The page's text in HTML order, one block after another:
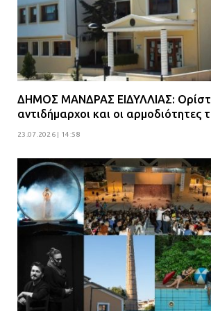
ΔΗΜΟΣ ΜΑΝΔΡΑΣ ΕΙΔΥΛΛΙΑΣ:
αντιδήμαρχοι και οι αρμοδιότητες
23.07.2026 | 14:58